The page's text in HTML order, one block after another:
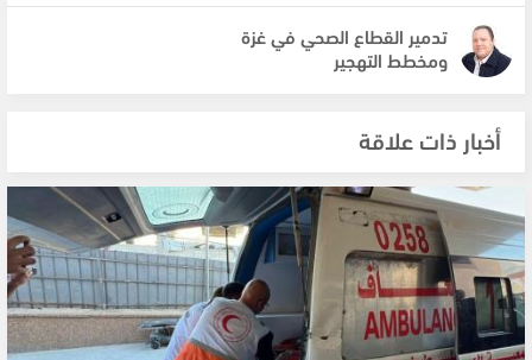
تدمير القطاع الصحي في غزة
ومخطط التهجير
أخبار ذات علاقة